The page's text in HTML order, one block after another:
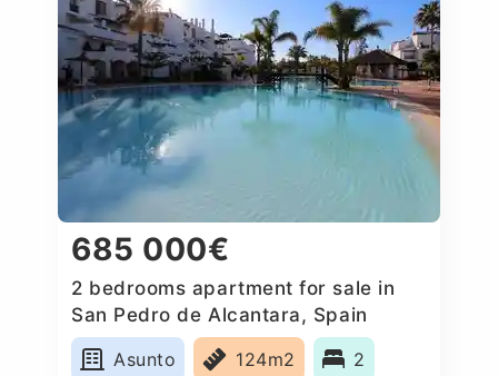
685 000€
2 bedrooms apartment for sale in
San Pedro de Alcantara, Spain
Asunto
124m2 2